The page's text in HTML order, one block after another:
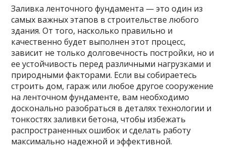
Заливка ленточного фундамента — это один из
самых важных этапов в строительстве любого
здания. От того, насколько правильно и
качественно будет выполнен этот процесс,
зависит не только долговечность постройки, но и
ее устойчивость перед различными нагрузками и
природными факторами. Если вы собираетесь
строить дом, гараж или любое другое сооружение
на ленточном фундаменте, вам необходимо
досконально разобраться в деталях технологии и
тонкостях заливки бетона, чтобы избежать
распространенных ошибок и сделать работу
максимально надежной и эффективной.